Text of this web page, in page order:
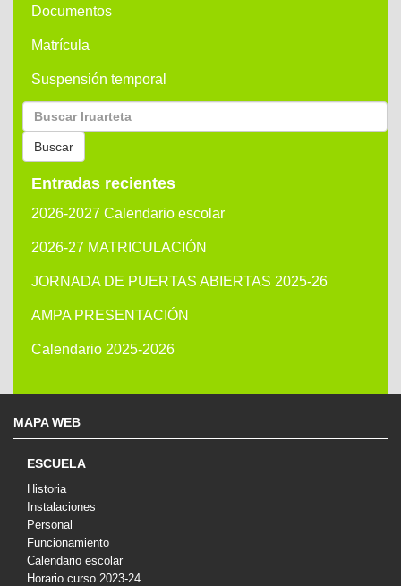
Documentos
Matrícula
Suspensión temporal
Buscar
por:
Buscar
Entradas recientes
2026-2027 Calendario escolar
2026-27 MATRICULACIÓN
JORNADA DE PUERTAS ABIERTAS 2025-26
AMPA PRESENTACIÓN
Calendario 2025-2026
MAPA WEB
ESCUELA
Historia
Instalaciones
Personal
Funcionamiento
Calendario escolar
Horario curso 2023-24